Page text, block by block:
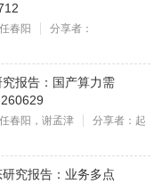
春阳
分享者：
报告：国产算力需
春阳，谢孟津
分享者：起
究报告：业务多点